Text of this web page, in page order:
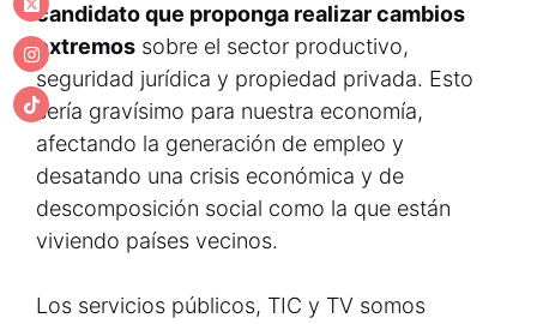
candidato que proponga realizar cambios
extremos sobre el sector productivo,
seguridad jurídica y propiedad privada. Esto
sería gravísimo para nuestra economía,
afectando la generación de empleo y
desatando una crisis económica y de
descomposición social como la que están
viviendo países vecinos.
Los servicios públicos, TIC y TV somos